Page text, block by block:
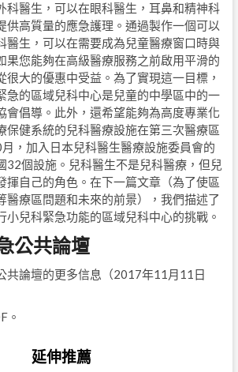
科醫生，可以在眼科醫生，耳鼻和精神科
供高質量的應急護理。通過製作一個可以
醫生，可以在需要成為兒童醫療窗口時與
果您能夠在高級醫療服務之前啟用平滑的
很大的優惠中受益。為了實現這一目標，
急的區域兒科中心是兒童的中學區中的一
會倡導。此外，還希望能夠為高度專業化
保健系統的兒科醫療設施在第三次醫療區
，加入日本兒科醫生醫療設施委員會的
32個設施。兒科醫生不是兒科醫療，但兒
揮自己的角色。在下一篇文章（為了使區
醫療區問題和未來的前景），我們描述了
小兒科緊急功能的區域兒科中心的挑戰。
公共論壇
共論壇的更多信息（2017年11月11日
。
延伸推薦